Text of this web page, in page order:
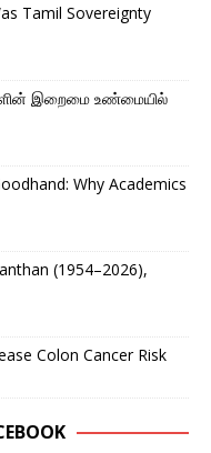
Tamil Sovereignty
இறைமை உண்மையில்
Why Academics
(1954–2026),
Colon Cancer Risk